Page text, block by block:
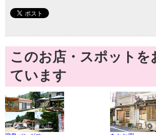
このお店・スポット
ています